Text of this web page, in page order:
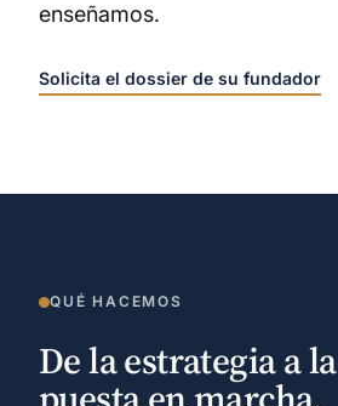
enseñamos.
Solicita el dossier de su fundador
QUÉ HACEMOS
De la estrategia a la